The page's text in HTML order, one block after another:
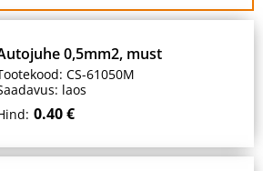
0,5mm2, must
CS-61050M
laos
0.40 €